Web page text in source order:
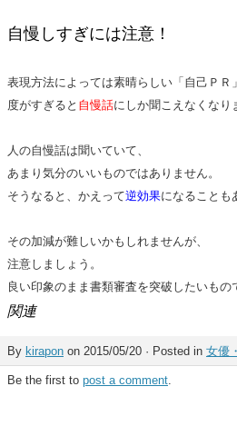
自慢しすぎには注意！
表現方法によっては素晴らしい「自己ＰＲ
度がすぎると 自慢話にしか聞こえなくなり
人の自慢話は聞いていて、
あまり気分のいいものではありません。
そうなると、かえって逆効果になることも
その加減が難しいかもしれませんが、
注意しましょう。
良い印象のまま書類審査を突破したいもの
関連
By kirapon on 2015/05/20 · Posted in 女優
Be the first to post a comment.